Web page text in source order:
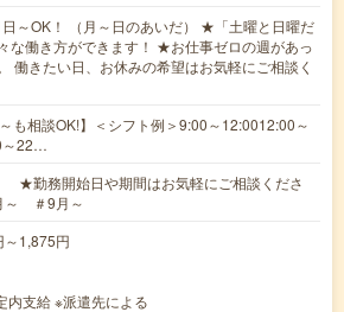
～OK！ （月～日のあいだ） ★「土曜と日曜だ
な働き方ができます！ ★お仕事ゼロの週があっ
働きたい日、お休みの希望はお気軽にご相談く
～も相談OK!】＜シフト例＞9:00～12:0012:00～
～22…
★勤務開始日や期間はお気軽にご相談くださ
＃9月～
1,875円
内支給 ※派遣先による